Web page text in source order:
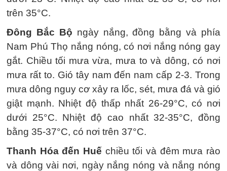
trên 35°C.
Đông Bắc Bộ ngày nắng, đồng bằng và phía
Nam Phú Thọ nắng nóng, có nơi nắng nóng gay
gắt. Chiều tối mưa vừa, mưa to và dông, có nơi
mưa rất to. Gió tây nam đến nam cấp 2-3. Trong
mưa dông nguy cơ xảy ra lốc, sét, mưa đá và gió
giật mạnh. Nhiệt độ thấp nhất 26-29°C, có nơi
dưới 25°C. Nhiệt độ cao nhất 32-35°C, đồng
bằng 35-37°C, có nơi trên 37°C.
Thanh Hóa đến Huế chiều tối và đêm mưa rào
và dông vài nơi, ngày nắng nóng và nắng nóng